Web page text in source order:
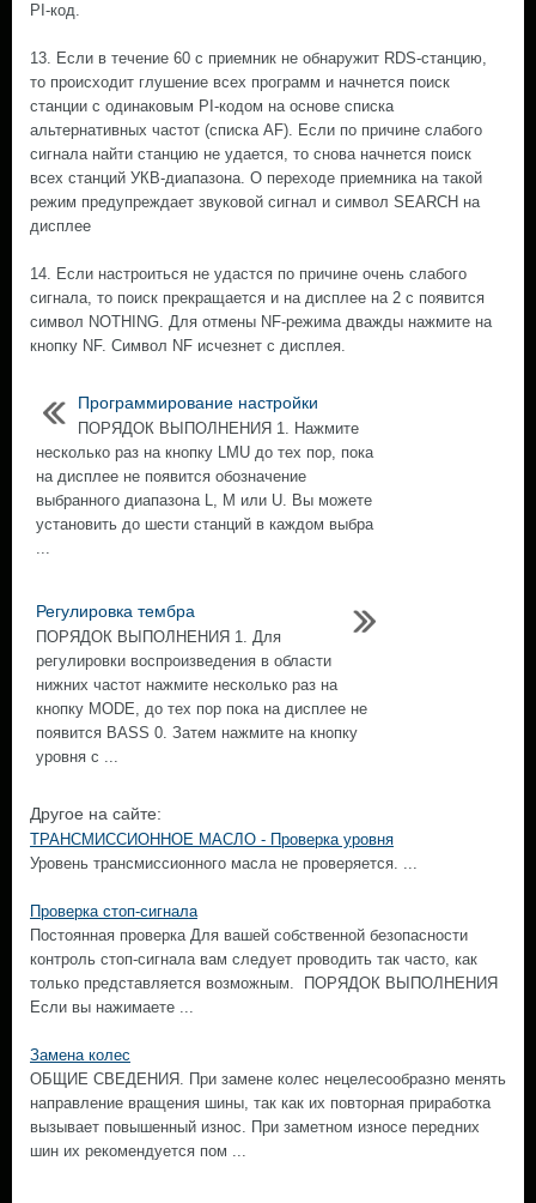
PI-код.
13. Если в течение 60 с приемник не обнаружит RDS-станцию,
то происходит глушение всех программ и начнется поиск
станции с одинаковым РI-кодом на основе списка
альтернативных частот (списка AF). Если по причине слабого
сигнала найти станцию не удается, то снова начнется поиск
всех станций УКВ-диапазона. О переходе приемника на такой
режим предупреждает звуковой сигнал и символ SEARCH на
дисплее
14. Если настроиться не удастся по причине очень слабого
сигнала, то поиск прекращается и на дисплее на 2 с появится
символ NOTHING. Для отмены NF-режима дважды нажмите на
кнопку NF. Символ NF исчезнет с дисплея.
Программирование настройки
ПОРЯДОК ВЫПОЛНЕНИЯ 1. Нажмите
несколько раз на кнопку LMU до тех пор, пока
на дисплее не появится обозначение
выбранного диапазона L, М или U. Вы можете
установить до шести станций в каждом выбра
...
Регулировка тембра
ПОРЯДОК ВЫПОЛНЕНИЯ 1. Для
регулировки воспроизведения в области
нижних частот нажмите несколько раз на
кнопку MODE, до тех пор пока на дисплее не
появится BASS 0. Затем нажмите на кнопку
уровня с ...
Другое на сайте:
ТРАНСМИССИОННОЕ МАСЛО - Проверка уровня
Уровень трансмиссионного масла не проверяется. ...
Проверка стоп-сигнала
Постоянная проверка Для вашей собственной безопасности
контроль стоп-сигнала вам следует проводить так часто, как
только представляется возможным. ПОРЯДОК ВЫПОЛНЕНИЯ
Если вы нажимаете ...
Замена колес
ОБЩИЕ СВЕДЕНИЯ. При замене колес нецелесообразно менять
направление вращения шины, так как их повторная приработка
вызывает повышенный износ. При заметном износе передних
шин их рекомендуется пом ...